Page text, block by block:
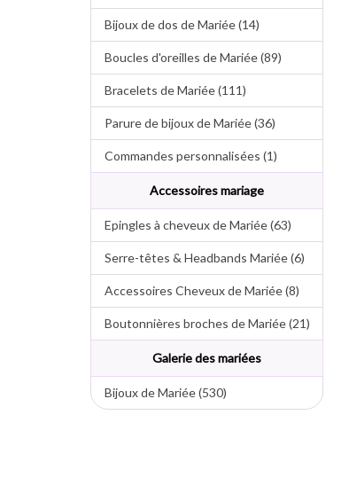
Bijoux de dos de Mariée (14)
Boucles d'oreilles de Mariée (89)
Bracelets de Mariée (111)
Parure de bijoux de Mariée (36)
Commandes personnalisées (1)
Accessoires mariage
Epingles à cheveux de Mariée (63)
Serre-têtes & Headbands Mariée (6)
Accessoires Cheveux de Mariée (8)
Boutonnières broches de Mariée (21)
Galerie des mariées
Bijoux de Mariée (530)